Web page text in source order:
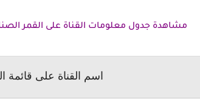
مشاهدة جدول معلومات القناة على القمر الصناعي
اسم القناة على قائمة